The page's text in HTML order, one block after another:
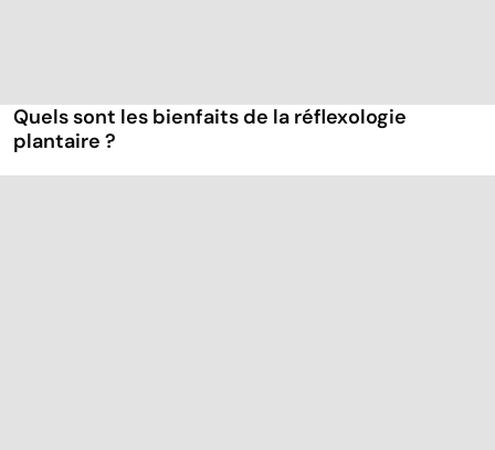
Quels sont les bienfaits de la réflexologie
plantaire ?